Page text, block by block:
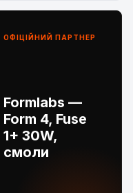
ОФІЦІЙНИЙ ПАРТНЕР
Formlabs —
Form 4, Fuse
1+ 30W,
смоли